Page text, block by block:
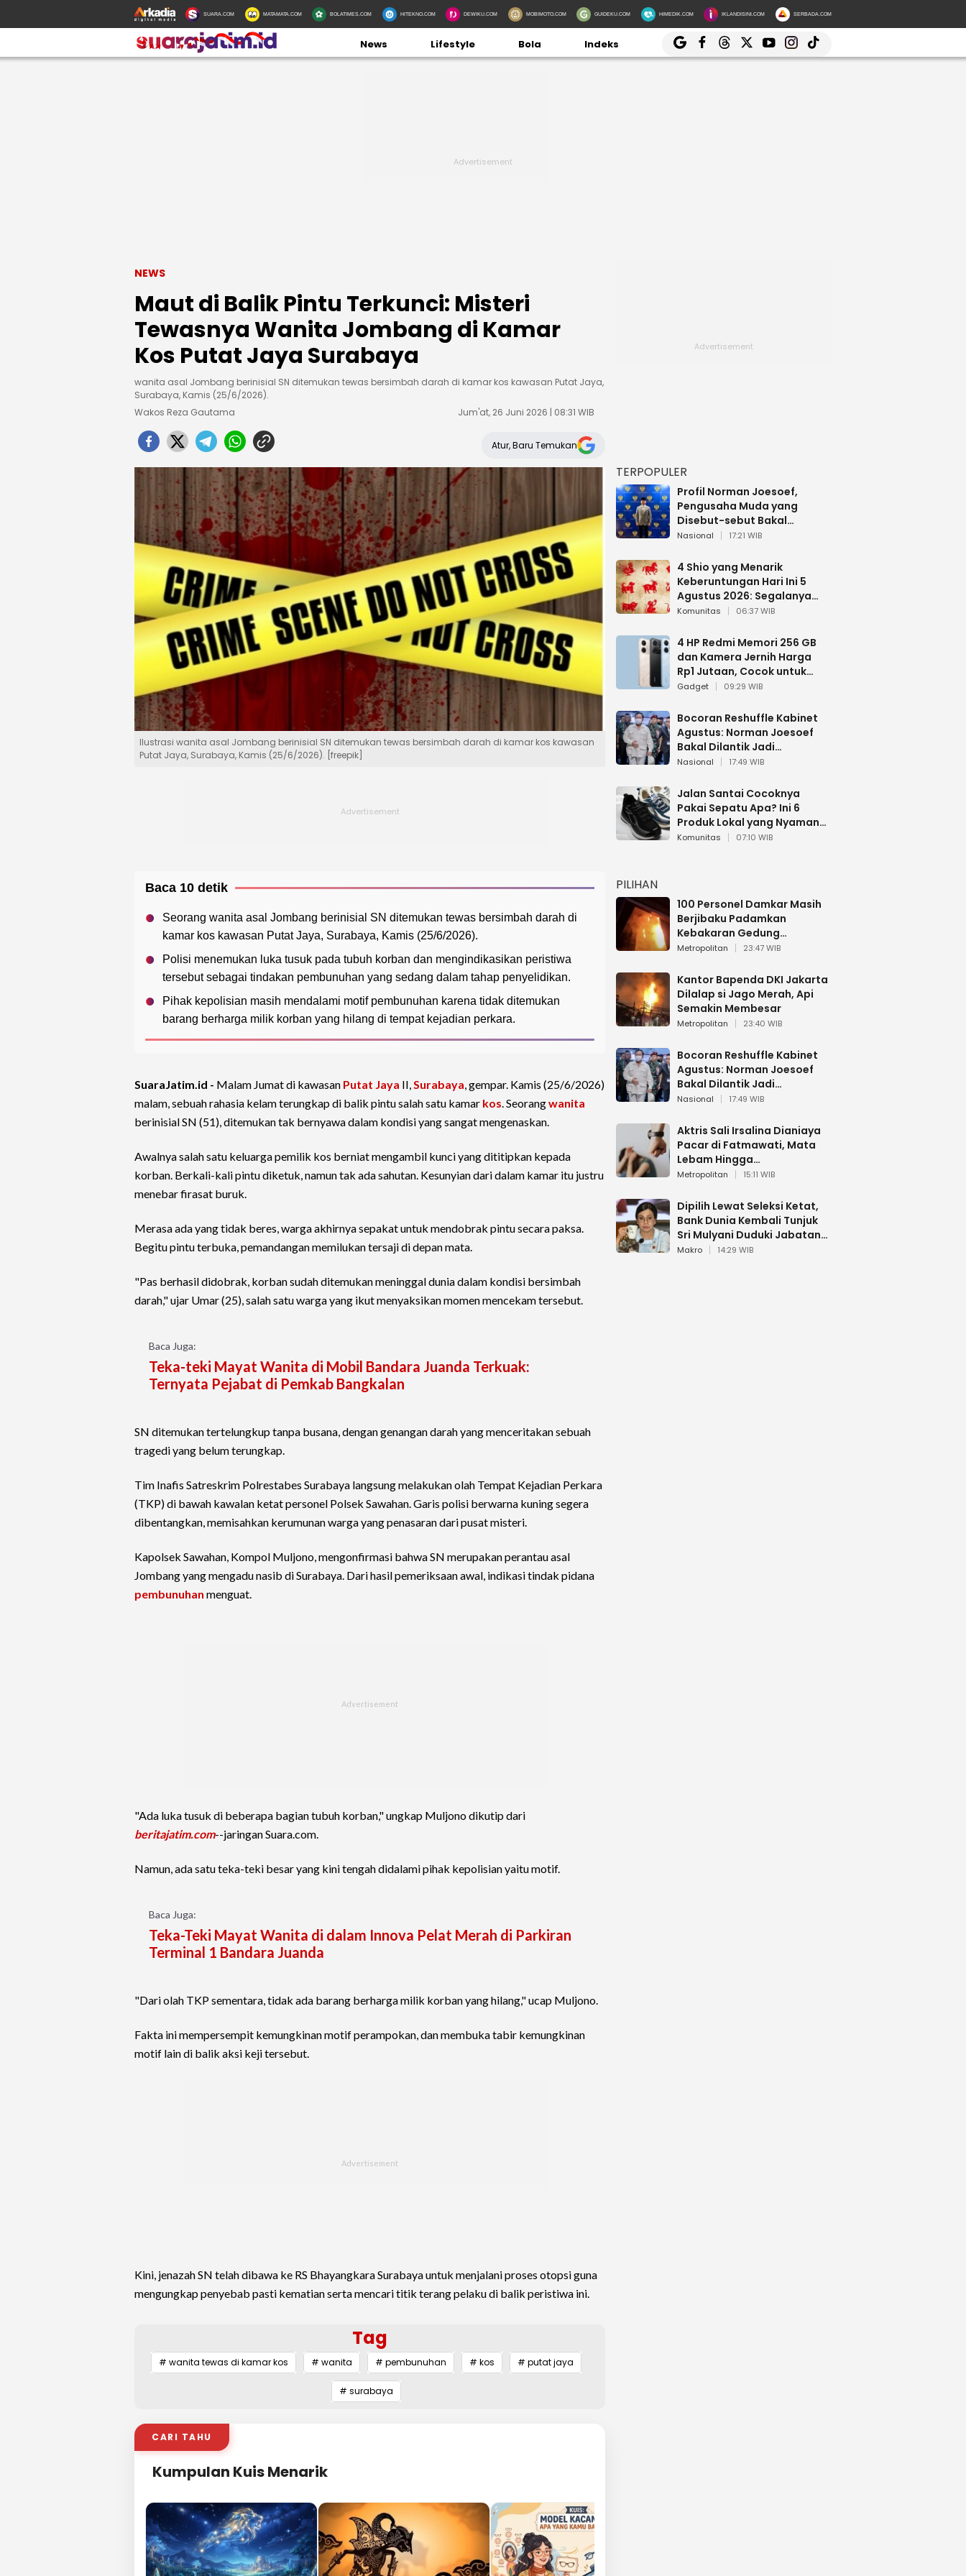
SUARA.COM MATAMATA.COM BOLATIMES.COM HITEKNO.COM DEWIKU.COM MOBIMOTO.COM GUIDEKU.COM HIMEDIK.COM IKLANDISINI.COM SERBADA.COM
News Lifestyle Bola Indeks
NEWS
Maut di Balik Pintu Terkunci: Misteri
Tewasnya Wanita Jombang di Kamar
Kos Putat Jaya Surabaya
wanita asal Jombang berinisial SN ditemukan tewas bersimbah darah di kamar kos kawasan Putat Jaya,
Surabaya, Kamis (25/6/2026).
Wakos Reza Gautama
Jum'at, 26 Juni 2026 | 08:31 WIB
Atur, Baru Temukan
Ilustrasi wanita asal Jombang berinisial SN ditemukan tewas bersimbah darah di kamar kos kawasan
Putat Jaya, Surabaya, Kamis (25/6/2026). [freepik]
Baca 10 detik
Seorang wanita asal Jombang berinisial SN ditemukan tewas bersimbah darah di
kamar kos kawasan Putat Jaya, Surabaya, Kamis (25/6/2026).
Polisi menemukan luka tusuk pada tubuh korban dan mengindikasikan peristiwa
tersebut sebagai tindakan pembunuhan yang sedang dalam tahap penyelidikan.
Pihak kepolisian masih mendalami motif pembunuhan karena tidak ditemukan
barang berharga milik korban yang hilang di tempat kejadian perkara.
SuaraJatim.id - Malam Jumat di kawasan Putat Jaya II,Surabaya, gempar. Kamis (25/6/2026)
malam, sebuah rahasia kelam terungkap di balik pintu salah satu kamar kos. Seorangwanita
berinisial SN (51), ditemukan tak bernyawa dalam kondisi yang sangat mengenaskan.
Awalnya salah satu keluarga pemilik kos berniat mengambil kunci yang dititipkan kepada
korban. Berkali-kali pintu diketuk, namun tak ada sahutan. Kesunyian dari dalam kamar itu justru
menebar firasat buruk.
Merasa ada yang tidak beres, warga akhirnya sepakat untuk mendobrak pintu secara paksa.
Begitu pintu terbuka, pemandangan memilukan tersaji di depan mata.
"Pas berhasil didobrak, korban sudah ditemukan meninggal dunia dalam kondisi bersimbah
darah," ujar Umar (25), salah satu warga yang ikut menyaksikan momen mencekam tersebut.
Baca Juga:
Teka-teki Mayat Wanita di Mobil Bandara Juanda Terkuak:
Ternyata Pejabat di Pemkab Bangkalan
SN ditemukan tertelungkup tanpa busana, dengan genangan darah yang menceritakan sebuah
tragedi yang belum terungkap.
Tim Inafis Satreskrim Polrestabes Surabaya langsung melakukan olah Tempat Kejadian Perkara
(TKP) di bawah kawalan ketat personel Polsek Sawahan. Garis polisi berwarna kuning segera
dibentangkan, memisahkan kerumunan warga yang penasaran dari pusat misteri.
Kapolsek Sawahan, Kompol Muljono, mengonfirmasi bahwa SN merupakan perantau asal
Jombang yang mengadu nasib di Surabaya. Dari hasil pemeriksaan awal, indikasi tindak pidana
pembunuhan menguat.
"Ada luka tusuk di beberapa bagian tubuh korban," ungkap Muljono dikutip dari
beritajatim.com--jaringan Suara.com.
Namun, ada satu teka-teki besar yang kini tengah didalami pihak kepolisian yaitu motif.
Baca Juga:
Teka-Teki Mayat Wanita di dalam Innova Pelat Merah di Parkiran
Terminal 1 Bandara Juanda
"Dari olah TKP sementara, tidak ada barang berharga milik korban yang hilang," ucap Muljono.
Fakta ini mempersempit kemungkinan motif perampokan, dan membuka tabir kemungkinan
motif lain di balik aksi keji tersebut.
Kini, jenazah SN telah dibawa ke RS Bhayangkara Surabaya untuk menjalani proses otopsi guna
mengungkap penyebab pasti kematian serta mencari titik terang pelaku di balik peristiwa ini.
Tag
# wanita tewas di kamar kos # wanita # pembunuhan # kos # putat jaya
# surabaya
CARI TAHU
Kumpulan Kuis Menarik
TERPOPULER
Profil Norman Joesoef,
Pengusaha Muda yang
Disebut-sebut Bakal
Dilantik Jadi Wamenhan RI
Nasional 17:21 WIB
4 Shio yang Menarik
Keberuntungan Hari Ini 5
Agustus 2026: Segalanya
Berjalan Lancar
Komunitas 06:37 WIB
4 HP Redmi Memori 256 GB
dan Kamera Jernih Harga
Rp1 Jutaan, Cocok untuk
Multitasking
Gadget 09:29 WIB
Bocoran Reshuffle Kabinet
Agustus: Norman Joesoef
Bakal Dilantik Jadi
Wamenhan RI
Nasional 17:49 WIB
Jalan Santai Cocoknya
Pakai Sepatu Apa? Ini 6
Produk Lokal yang Nyaman
Buat 17 Agustusan
Komunitas 07:10 WIB
PILIHAN
100 Personel Damkar Masih
Berjibaku Padamkan
Kebakaran Gedung
Bapenda DKI
Metropolitan 23:47 WIB
Kantor Bapenda DKI Jakarta
Dilalap si Jago Merah, Api
Semakin Membesar
Metropolitan 23:40 WIB
Bocoran Reshuffle Kabinet
Agustus: Norman Joesoef
Bakal Dilantik Jadi
Wamenhan RI
Nasional 17:49 WIB
Aktris Sali Irsalina Dianiaya
Pacar di Fatmawati, Mata
Lebam Hingga
Diselamatkan Polantas
Metropolitan 15:11 WIB
Dipilih Lewat Seleksi Ketat,
Bank Dunia Kembali Tunjuk
Sri Mulyani Duduki Jabatan
Strategis
Makro 14:29 WIB